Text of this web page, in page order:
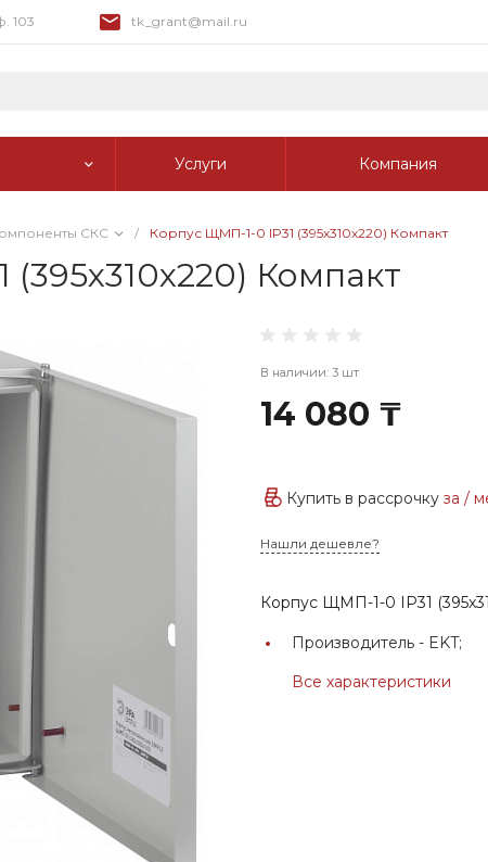
103 tk_grant@mail.ru
Услуги Компания
СКС / Корпус ЩМП-1-0 IP31 (395x310x220) Компакт
Компакт
В наличии: 3 шт
14 080 ₸
Купить в рассрочкуза/
Нашли дешевле?
Корпус ЩМП-1-0 IP31
Производитель - EKT;
Все характеристики